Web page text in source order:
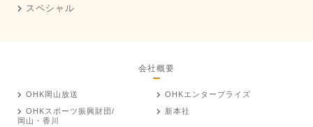
スペシャル
会社概要
OHK岡山放送
OHKエンタープライズ
OHKスポーツ振興財団/
岡山・香川
新本社